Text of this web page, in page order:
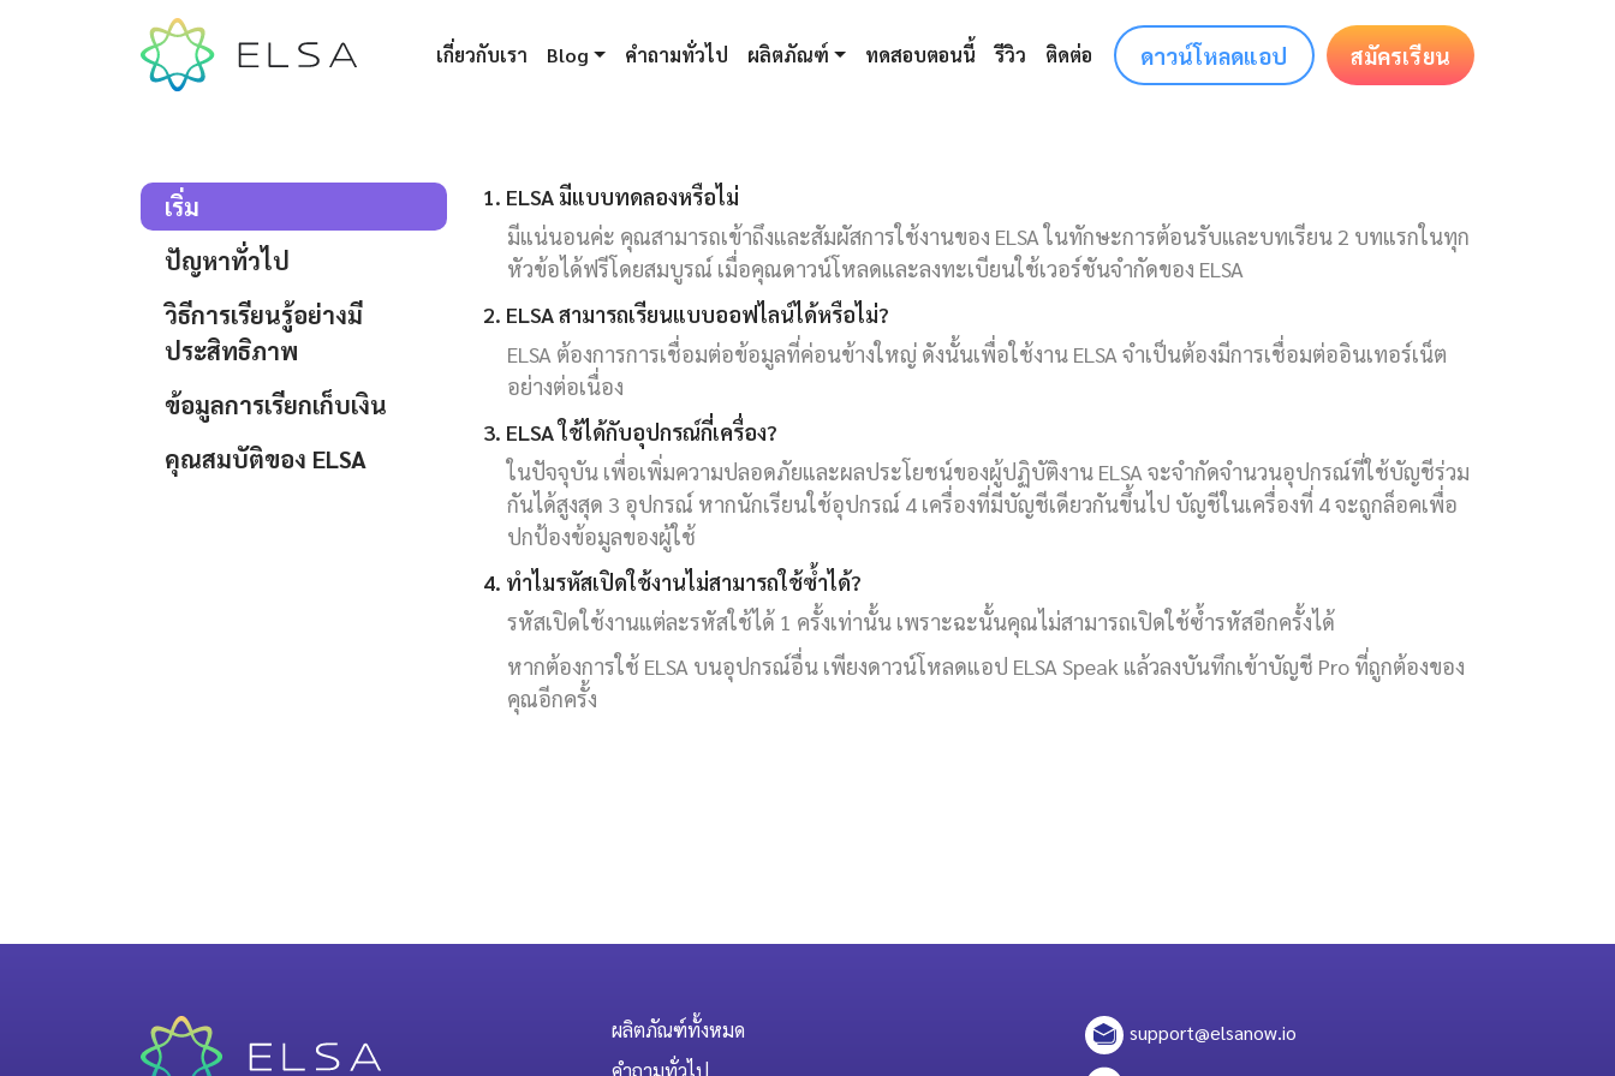
เกี่ยวกับเรา Blog คำถามทั่วไป ผลิตภัณฑ์ ทดสอบตอนนี้ รีวิว ติดต่อ ดาวน์โหลดแอป สมัครเรียน
เริ่ม
ปัญหาทั่วไป
วิธีการเรียนรู้อย่างมี
ประสิทธิภาพ
ข้อมูลการเรียกเก็บเงิน
คุณสมบัติของ ELSA
1. ELSA มีแบบทดลองหรือไม่
มีแน่นอนค่ะ คุณสามารถเข้าถึงและสัมผัสการใช้งานของ ELSA ในทักษะการต้อนรับและบทเรียน 2 บทแรกในทุก
หัวข้อได้ฟรีโดยสมบูรณ์ เมื่อคุณดาวน์โหลดและลงทะเบียนใช้เวอร์ชันจำกัดของ ELSA
2. ELSA สามารถเรียนแบบออฟไลน์ได้หรือไม่?
ELSA ต้องการการเชื่อมต่อข้อมูลที่ค่อนข้างใหญ่ ดังนั้นเพื่อใช้งาน ELSA จำเป็นต้องมีการเชื่อมต่ออินเทอร์เน็ต
อย่างต่อเนื่อง
3. ELSA ใช้ได้กับอุปกรณ์กี่เครื่อง?
ในปัจจุบัน เพื่อเพิ่มความปลอดภัยและผลประโยชน์ของผู้ปฏิบัติงาน ELSA จะจำกัดจำนวนอุปกรณ์ที่ใช้บัญชีร่วม
กันได้สูงสุด 3 อุปกรณ์ หากนักเรียนใช้อุปกรณ์ 4 เครื่องที่มีบัญชีเดียวกันขึ้นไป บัญชีในเครื่องที่ 4 จะถูกล็อคเพื่อ
ปกป้องข้อมูลของผู้ใช้
4. ทำไมรหัสเปิดใช้งานไม่สามารถใช้ซ้ำได้?
รหัสเปิดใช้งานแต่ละรหัสใช้ได้ 1 ครั้งเท่านั้น เพราะฉะนั้นคุณไม่สามารถเปิดใช้ซ้ำรหัสอีกครั้งได้
หากต้องการใช้ ELSA บนอุปกรณ์อื่น เพียงดาวน์โหลดแอป ELSA Speak แล้วลงบันทึกเข้าบัญชี Pro ที่ถูกต้องของ
คุณอีกครั้ง
ผลิตภัณฑ์ทั้งหมด
คำถามทั่วไป
support@elsanow.io